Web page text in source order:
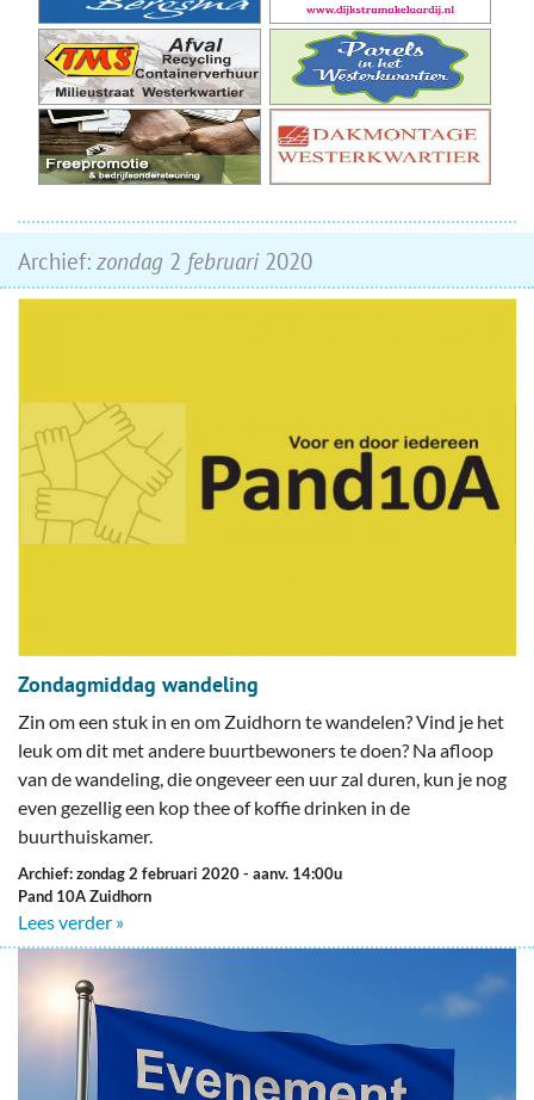
Archief: zondag 2 februari2020
Zondagmiddag wandeling
Zin om een stuk in en om Zuidhorn te wandelen? Vind je het
leuk om dit met andere buurtbewoners te doen? Na afloop
van de wandeling, die ongeveer een uur zal duren, kun je nog
even gezellig een kop thee of koffie drinken in de
buurthuiskamer.
Archief: zondag 2 februari 2020- aanv. 14:00u
Pand 10A Zuidhorn
Lees verder »